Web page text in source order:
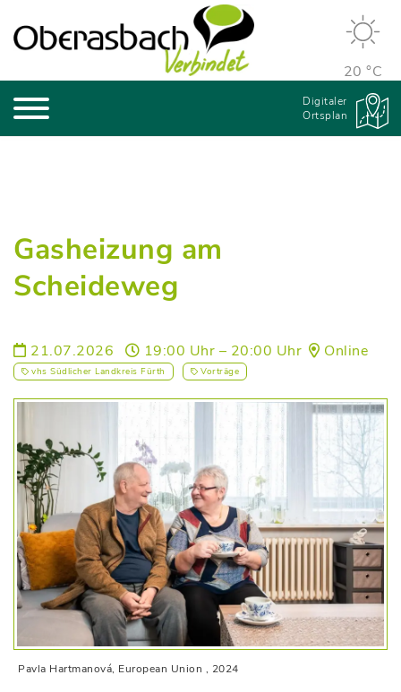
20 °C
Digitaler
Ortsplan
Gasheizung am
Scheideweg
21.07.2026 19:00 Uhr – 20:00 Uhr Online
vhs Südlicher Landkreis Fürth Vorträge
Pavla Hartmanová, European Union , 2024